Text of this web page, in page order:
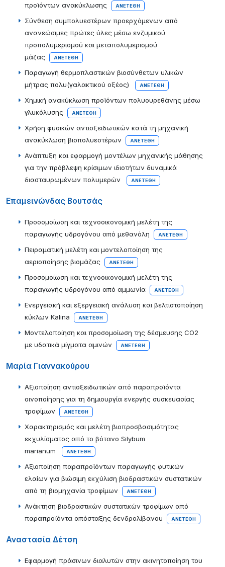
προϊόντων ανακύκλωσης
ΑΝΕΤΈΘΗ
Σύνθεση συμπολυεστέρων προερχόμενων από
ανανεώσιμες πρώτες ύλες μέσω ενζυμικού
προπολυμερισμού και μεταπολυμερισμού
μάζας
ΑΝΕΤΈΘΗ
Παραγωγή θερμοπλαστικών βιοσύνθετων υλικών
μήτρας πολυ(γαλακτικού οξέoς)
ΑΝΕΤΈΘΗ
Χημική ανακύκλωση προϊόντων πολυουρεθάνης μέσω
γλυκόλυσης
ΑΝΕΤΈΘΗ
Χρήση φυσικών αντιοξειδωτικών κατά τη μηχανική
ανακύκλωση βιοπολυεστέρων
ΑΝΕΤΈΘΗ
Ανάπτυξη και εφαρμογή μοντέλων μηχανικής μάθησης
για την πρόβλεψη κρίσιμων ιδιοτήτων δυναμικά
διασταυρωμένων πολυμερών
ΑΝΕΤΈΘΗ
Επαμεινώνδας Βουτσάς
Προσομοίωση και τεχνοοικονομική μελέτη της
παραγωγής υδρογόνου από μεθανόλη
ΑΝΕΤΈΘΗ
Πειραματική μελέτη και μοντελοποίηση της
αεριοποίησης βιομάζας
ΑΝΕΤΈΘΗ
Προσομοίωση και τεχνοοικονομική μελέτη της
παραγωγής υδρογόνου από αμμωνία
ΑΝΕΤΈΘΗ
Eνεργειακή και εξεργειακή ανάλυση και βελτιστοποίηση
κύκλων Kalina
ΑΝΕΤΈΘΗ
Μοντελοποίηση και προσομοίωση της δέσμευσης CO2
με υδατικά μίγματα αμινών
ΑΝΕΤΈΘΗ
Μαρία Γιαννακούρου
Αξιοποίηση αντιοξειδωτικών από παραπροϊόντα
οινοποίησης για τη δημιουργία ενεργής συσκευασίας
τροφίμων
ΑΝΕΤΈΘΗ
Χαρακτηρισμός και μελέτη βιοπροσβασιμότητας
εκχυλίσματος από το βότανο Silybum
marianum
ΑΝΕΤΈΘΗ
Αξιοποίηση παραπροϊόντων παραγωγής φυτικών
ελαίων για βιώσιμη εκχύλιση βιοδραστικών συστατικών
από τη βιομηχανία τροφίμων
ΑΝΕΤΈΘΗ
Ανάκτηση βιοδραστικών συστατικών τροφίμων από
παραπροϊόντα απόσταξης δενδρολίβανου
ΑΝΕΤΈΘΗ
Αναστασία Δέτση
Εφαρμογή πράσινων διαλυτών στην ακινητοποίηση του